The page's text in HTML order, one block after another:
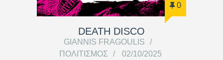
0
DEATH DISCO
GIANNIS FRAGOULIS
ΠΟΛΙΤΙΣΜΌΣ
02/10/2025